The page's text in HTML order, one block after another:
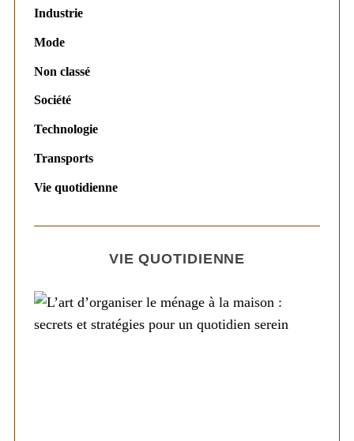
Industrie
Mode
Non classé
Société
Technologie
Transports
Vie quotidienne
VIE QUOTIDIENNE